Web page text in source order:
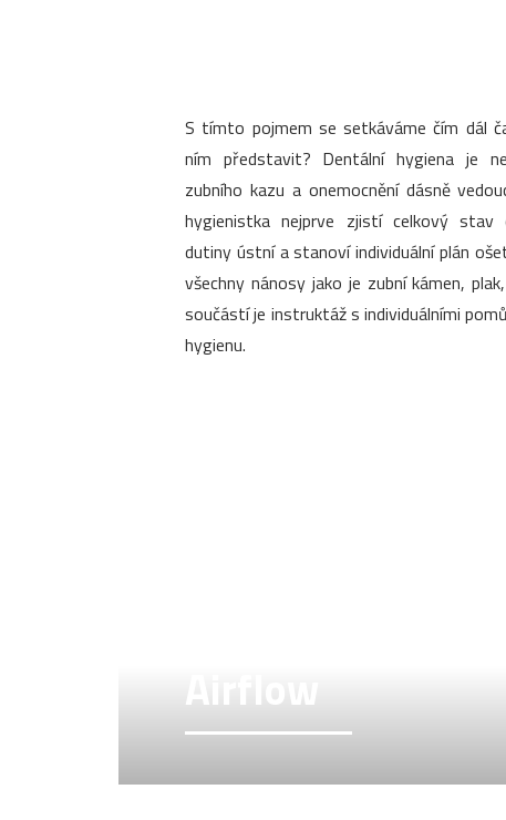
S tímto pojmem se setkáváme čím dál
ním představit? Dentální hygiena je
zubního kazu a onemocnění dásně
hygienistka nejprve zjistí celkový stav
dutiny ústní a stanoví individuální plán
všechny nánosy jako je zubní kámen,
součástí je instruktáž s individuálními
hygienu.
Airflow